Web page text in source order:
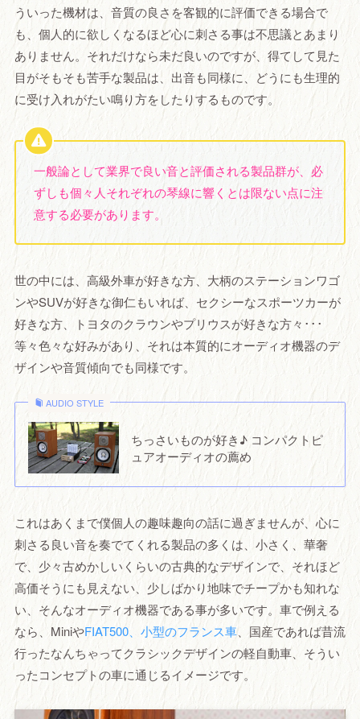
ういった機材は、音質の良さを客観的に評価できる場合で
も、個人的に欲しくなるほど心に刺さる事は不思議とあまり
ありません。それだけなら未だ良いのですが、得てして見た
目がそもそも苦手な製品は、出音も同様に、どうにも生理的
に受け入れがたい鳴り方をしたりするものです。
一般論として業界で良い音と評価される製品群が、必
ずしも個々人それぞれの琴線に響くとは限ない点に注
意する必要があります。
世の中には、高級外車が好きな方、大柄のステーションワゴ
ンやSUVが好きな御仁もいれば、セクシーなスポーツカーが
好きな方、トヨタのクラウンやプリウスが好きな方々･･･
等々色々な好みがあり、それは本質的にオーディオ機器のデ
ザインや音質傾向でも同様です。
AUDIO STYLE
ちっさいものが好き♪ コンパクトピ
ュアオーディオの薦め
これはあくまで僕個人の趣味趣向の話に過ぎませんが、心に
刺さる良い音を奏でてくれる製品の多くは、小さく、華奢
で、少々古めかしいくらいの古典的なデザインで、それほど
高価そうにも見えない、少しばかり地味でチープかも知れな
い、そんなオーディオ機器である事が多いです。車で例える
なら、MiniやFIAT500、小型のフランス車、国産であれば昔流
行ったなんちゃってクラシックデザインの軽自動車、そうい
ったコンセプトの車に通じるイメージです。